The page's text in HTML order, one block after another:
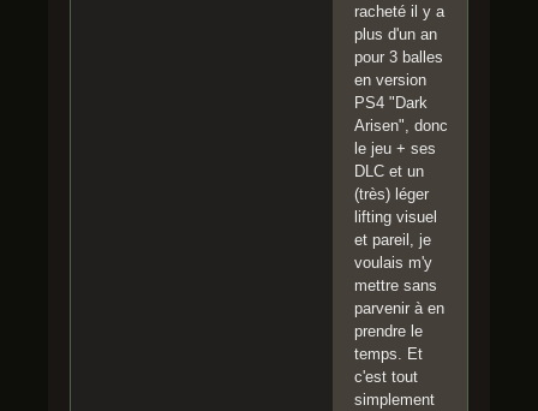
racheté il y a
plus d'un an
pour 3 balles
en version
PS4 "Dark
Arisen", donc
le jeu + ses
DLC et un
(très) léger
lifting visuel
et pareil, je
voulais m'y
mettre sans
parvenir à en
prendre le
temps. Et
c'est tout
simplement